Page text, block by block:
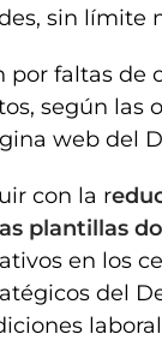
sin límite
faltas de
según las
web del
con la r
plantillas
en los
del